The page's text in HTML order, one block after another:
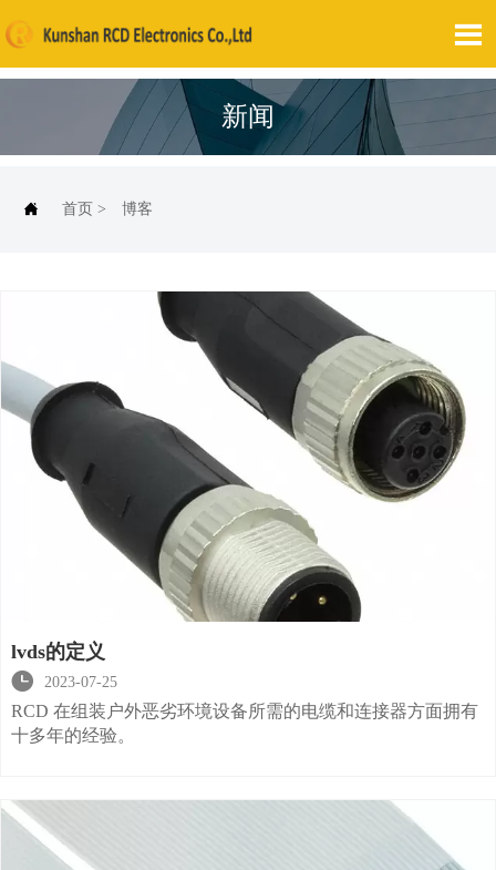

新闻
 首页 > 博客
lvds的定义

2023-07-25
RCD 在组装户外恶劣环境设备所需的电缆和连接器方面拥有
十多年的经验。